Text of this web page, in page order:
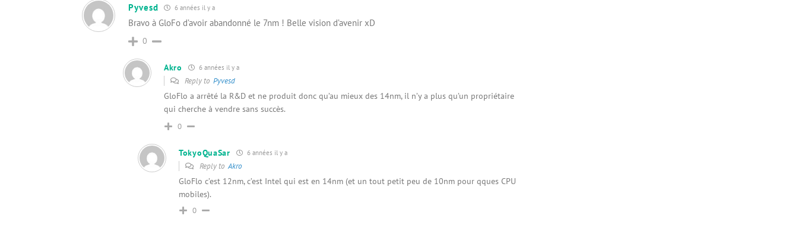
Pyvesd 6 années il y a
Bravo à GloFo d’avoir abandonné le 7nm ! Belle vision d’avenir xD
0
Akro 6 années il y a
Reply to Pyvesd
GloFlo a arrêté la R&D et ne produit donc qu’au mieux des 14nm, il n’y a plus qu’un propriétaire
qui cherche à vendre sans succès.
0
TokyoQuaSar 6 années il y a
Reply toAkro
GloFlo c’est 12nm, c’est Intel qui est en 14nm (et un tout petit peu de 10nm pour qques CPU
mobiles).
0